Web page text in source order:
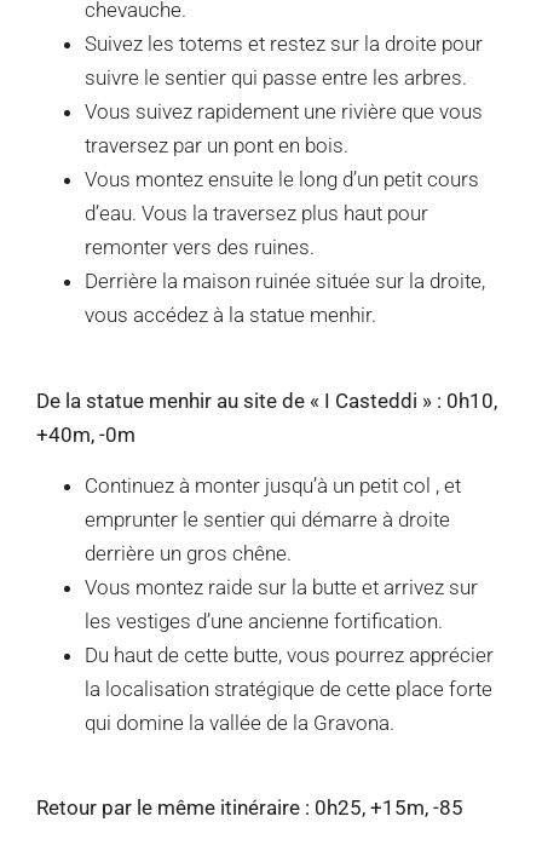
chevauche.
Suivez les totems et restez sur la droite pour
suivre le sentier qui passe entre les arbres.
Vous suivez rapidement une rivière que vous
traversez par un pont en bois.
Vous montez ensuite le long d’un petit cours
d’eau. Vous la traversez plus haut pour
remonter vers des ruines.
Derrière la maison ruinée située sur la droite,
vous accédez à la statue menhir.
De la statue menhir au site de « I Casteddi » : 0h10,
+40m, -0m
Continuez à monter jusqu’à un petit col , et
emprunter le sentier qui démarre à droite
derrière un gros chêne.
Vous montez raide sur la butte et arrivez sur
les vestiges d’une ancienne fortification.
Du haut de cette butte, vous pourrez apprécier
la localisation stratégique de cette place forte
qui domine la vallée de la Gravona.
Retour par le même itinéraire : 0h25, +15m, -85